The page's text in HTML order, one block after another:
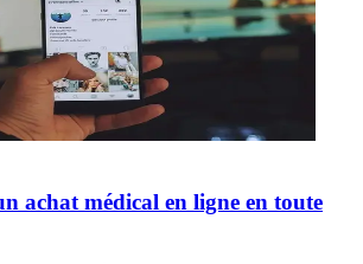
achat médical en ligne en toute